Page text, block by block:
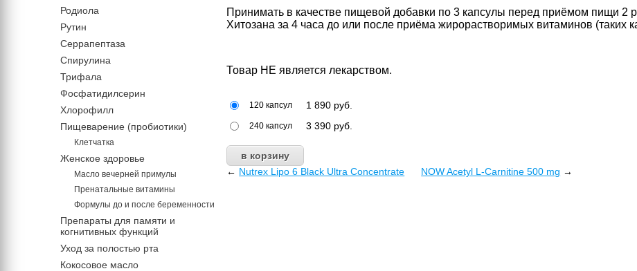
Принимать в качестве пищевой добавки по 3 капсулы перед приёмом пищи 2
Хитозана за 4 часа до или после приёма жирорастворимых витаминов (таких
Товар НЕ является лекарством.
120 капсул 1 890 руб.
240 капсул 3 390 руб.
← Nutrex Lipo 6 Black Ultra Concentrate NOW Acetyl L-Carnitine 500 mg →
Родиола
Рутин
Серрапептаза
Спирулина
Трифала
Фосфатидилсерин
Хлорофилл
Пищеварение (пробиотики)
Клетчатка
Женское здоровье
Масло вечерней примулы
Пренатальные витамины
Формулы до и после беременности
Препараты для памяти и
когнитивных функций
Уход за полостью рта
Кокосовое масло